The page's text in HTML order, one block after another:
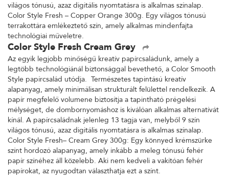
világos tónusú, azaz digitális nyomtatásra is alkalmas színalap.
Color Style Fresh – Copper Orange 300g. Egy világos tónusú
terrakottára emlékeztető szín, amely alkalmas mindenfajta
technológiai műveletre.
Color Style Fresh Cream Grey
Az egyik legjobb minőségű kreatív papírcsaládunk, amely a
legtöbb technológiánál biztonsággal bevethető, a Color Smooth
Style papírcsalád utódja. Természetes tapintású kreatív
alapanyag, amely minimálisan strukturált felülettel rendelkezik. A
papír megfelelő volumene biztosítja a tapintható prégelési
mélységet, de dombornyomáshoz is kiválóan alkalmas alternatívát
kínál. A papírcsaládnak jelenleg 13 tagja van, melyből 9 szín
világos tónusú, azaz digitális nyomtatásra is alkalmas színalap.
Color Style Fresh– Cream Grey 300g: Egy könnyed krémszürke
színt hordozó alapanyag, amely inkább a meleg tónusú fehér
papír színéhez áll közelebb. Aki nem kedveli a vakítóan fehér
papírokat, az nyugodtan választhatja ezt a színt.